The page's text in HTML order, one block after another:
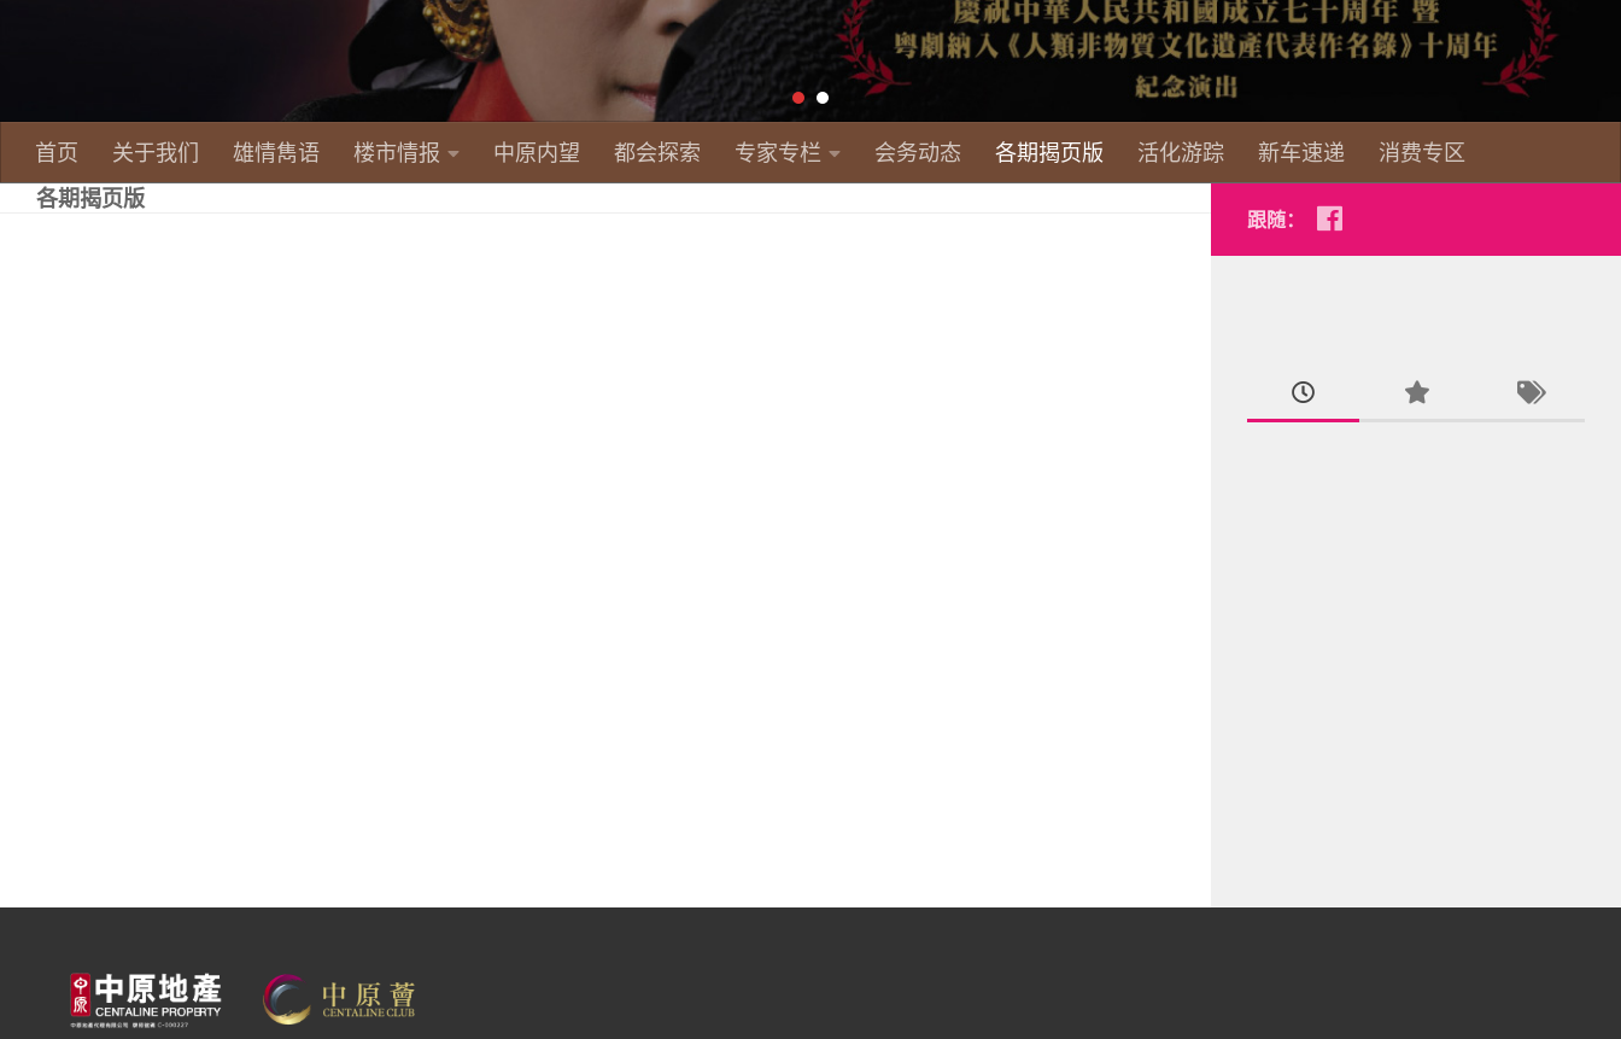
首页 关于我们 雄情雋语 楼市情报 中原内望 都会探索 专家专栏 会务动态 各期揭页版 活化游踪 新车速递
消费专区
各期揭页版
跟随：